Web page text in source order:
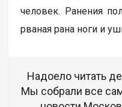
человек. Ранения
рваная рана ноги и
Надоело читать
Мы собрали все